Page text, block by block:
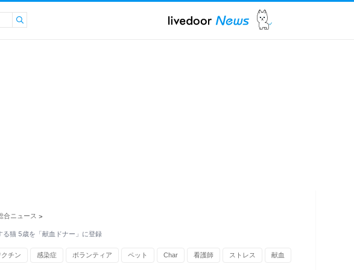
合ニュース >
る猫 5歳を「献血ドナー」に登録
クチン 感染症 ボランティア ペット Char 看護師 ストレス 献血